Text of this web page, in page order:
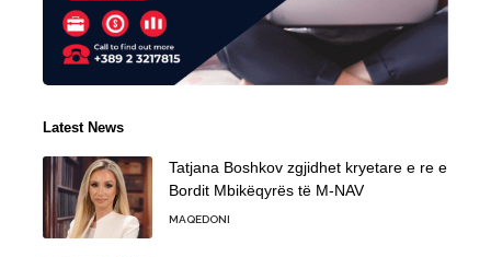
Latest News
Tatjana Boshkov zgjidhet kryetare e re e
Bordit Mbikëqyrës të M-NAV
MAQEDONI